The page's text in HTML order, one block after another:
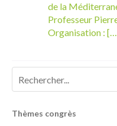
de la
Professeur
Organisation :
Thèmes congrès